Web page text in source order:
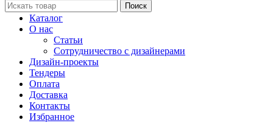
Поиск
Каталог
О нас
Статьи
Сотрудничество с дизайнерами
Дизайн-проекты
Тендеры
Оплата
Доставка
Контакты
Избранное